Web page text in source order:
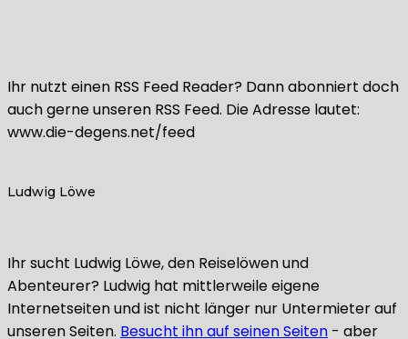
Ihr nutzt einen RSS Feed Reader? Dann abonniert doch
auch gerne unseren RSS Feed. Die Adresse lautet:
www.die-degens.net/feed
Ludwig Löwe
Ihr sucht Ludwig Löwe, den Reiselöwen und
Abenteurer? Ludwig hat mittlerweile eigene
Internetseiten und ist nicht länger nur Untermieter auf
unseren Seiten. Besucht ihn auf seinen Seiten - aber